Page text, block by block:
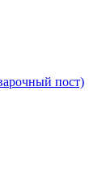
пост)